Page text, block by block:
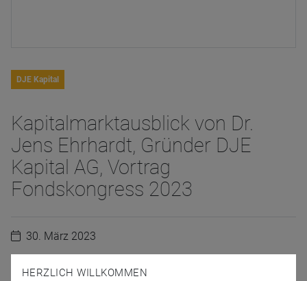
DJE Kapital
Kapitalmarktausblick von Dr.
Jens Ehrhardt, Gründer DJE
Kapital AG, Vortrag
Fondskongress 2023
30. März 2023
HERZLICH WILLKOMMEN